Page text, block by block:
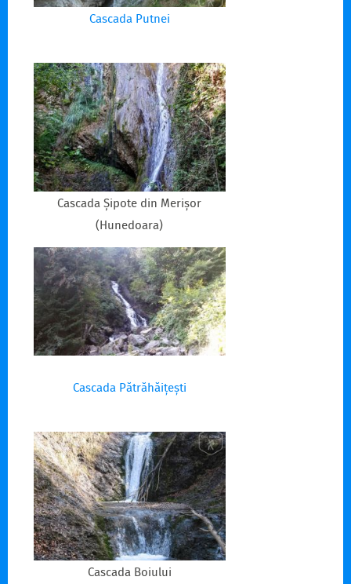
Cascada Putnei
Cascada Șipote din Merișor
(Hunedoara)
Cascada Pătrăhăițești
Cascada Boiului